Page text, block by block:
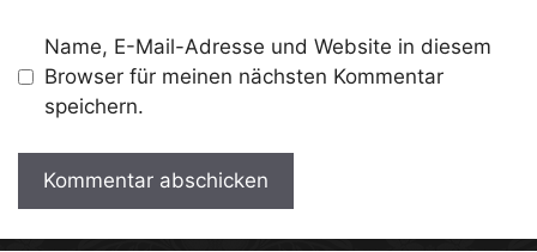
Name, E-Mail-Adresse und Website in diesem
Browser für meinen nächsten Kommentar
speichern.
A